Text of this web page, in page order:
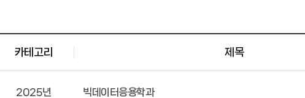
카테고리 제목
2025년 빅데이터응용학과